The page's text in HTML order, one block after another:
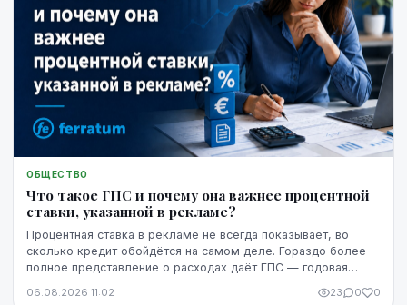
ОБЩЕСТВО
Что такое ГПС и почему она важнее процентной
ставки, указанной в рекламе?
Процентная ставка в рекламе не всегда показывает, во
сколько кредит обойдётся на самом деле. Гораздо более
полное представление о расходах даёт ГПС — годовая
06.08.2026 11:02 23 0 0